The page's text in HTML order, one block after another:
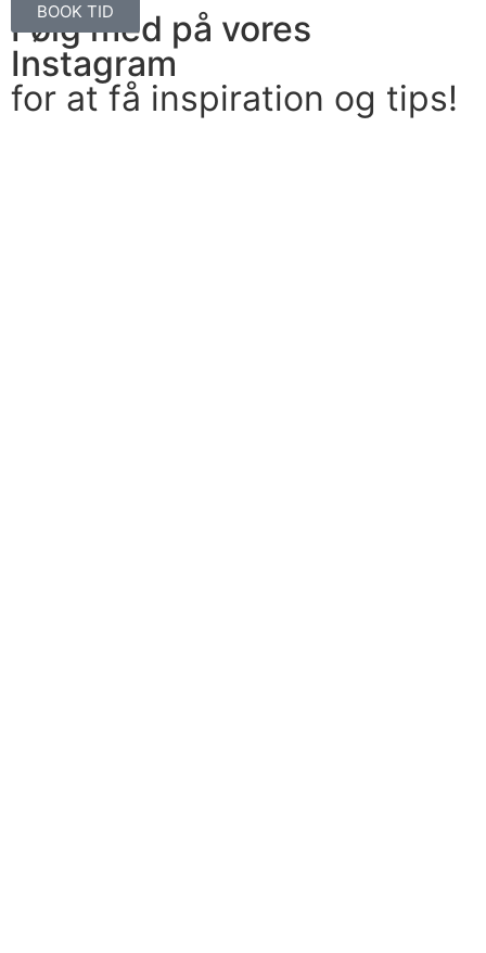
BOOK TID
Følg med på vores
Instagram
for at få inspiration og tips!